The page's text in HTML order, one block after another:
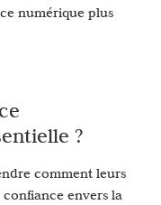
numérique plus
?
comment leurs
envers la